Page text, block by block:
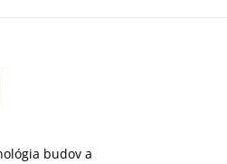
budov a